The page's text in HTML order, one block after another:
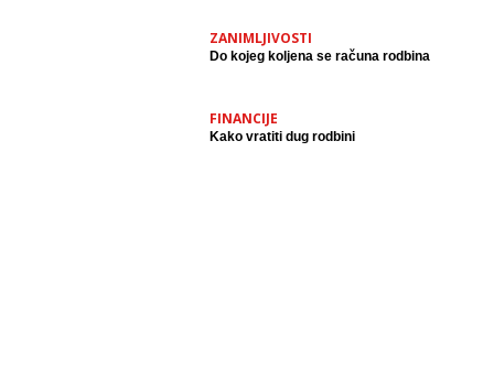
ZANIMLJIVOSTI
Do kojeg koljena se računa rodbina
FINANCIJE
Kako vratiti dug rodbini